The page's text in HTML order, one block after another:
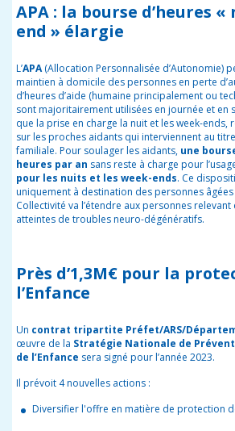
APA : la bourse d’heures
end » élargie
L’APA(Allocation Personnalisée d’Autonomie)
maintien à domicile des personnes en perte
d’heures d’aide (humaine principalement ou
sont majoritairement utilisées en journée et en
que la prise en charge la nuit et les week-ends,
sur les proches aidants qui interviennent au
familiale. Pour soulager les aidants, une
heures par an sans reste à charge pour
pour les nuits et les week-ends. Ce
uniquement à destination des personnes âgées
Collectivité va l’étendre aux personnes relevant
atteintes de troubles neuro-dégénératifs.
Près d’1,3M€ pour la
l’Enfance
Un contrat tripartite Préfet/ARS/
œuvre de la Stratégie Nationale de
de l’Enfance sera signé pour l’année 2023.
Il prévoit 4 nouvelles actions :
Diversifier l'offre en matière de protection